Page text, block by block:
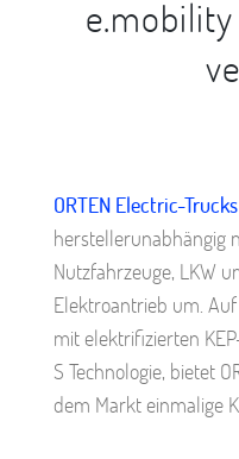
ORTEN Electric-Trucks
herstellerunabhängig
Nutzfahrzeuge, LKW
Elektroantrieb um.
mit elektrifizierten
S Technologie, bietet
dem Markt einmalige